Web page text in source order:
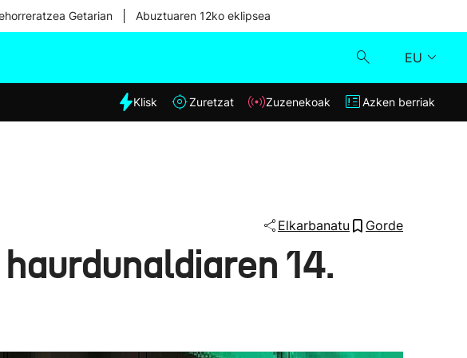
Getarian Abuztuaren 12ko eklipsea
EU
Eguraldia
Klisk
Klisk Zuretzat Zuzenekoak Azken berriak
Elkarbanatu Gorde
14.